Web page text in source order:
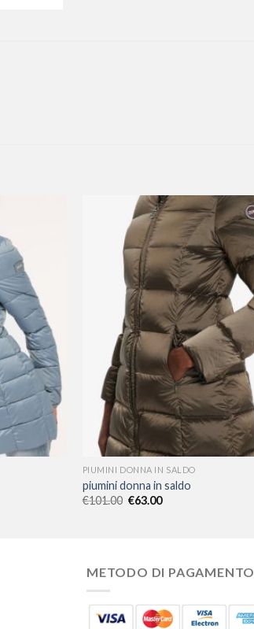
PIUMINI DONNA IN SALDO
piumini donna in saldo
€101.00 €63.00
METODO DI PAGAMENTO